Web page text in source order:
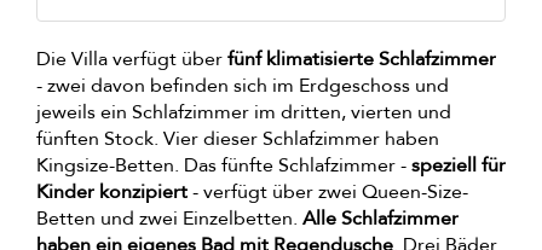
Die Villa verfügt überfünf klimatisierte Schlafzimmer
- zwei davon befinden sich im Erdgeschoss und
jeweils ein Schlafzimmer im dritten, vierten und
fünften Stock. Vier dieser Schlafzimmer haben
Kingsize-Betten. Das fünfte Schlafzimmer -speziell für
Kinder konzipiert- verfügt über zwei Queen-Size-
Betten und zwei Einzelbetten. Alle Schlafzimmer